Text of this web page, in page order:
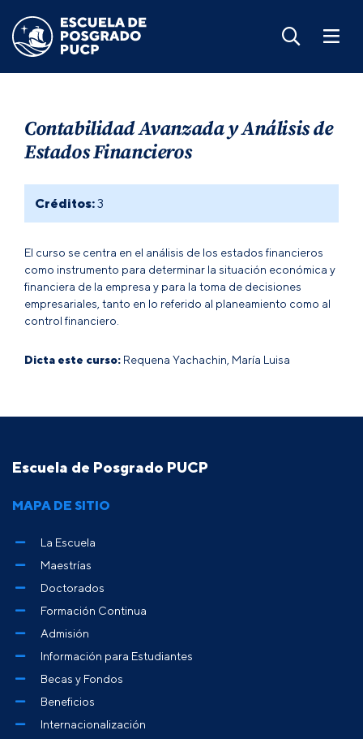
Contabilidad Avanzada y Análisis de
Estados Financieros
Créditos:3
El curso se centra en el análisis de los estados financieros
como instrumento para determinar la situación económica y
financiera de la empresa y para la toma de decisiones
empresariales, tanto en lo referido al planeamiento como al
control financiero.
Dicta este curso: Requena Yachachin, María Luisa
Escuela de Posgrado PUCP
MAPA DE SITIO
La Escuela
Maestrías
Doctorados
Formación Continua
Admisión
Información para Estudiantes
Becas y Fondos
Beneficios
Internacionalización